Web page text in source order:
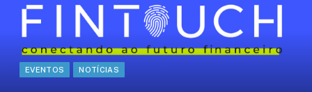
EVENTOS NOTÍCIAS